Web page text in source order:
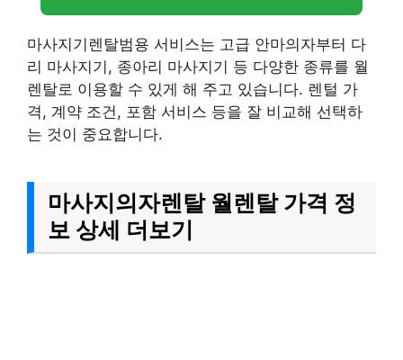
마사지기렌탈범용 서비스는 고급 안마의자부터 다
리 마사지기, 종아리 마사지기 등 다양한 종류를 월
렌탈로 이용할 수 있게 해 주고 있습니다. 렌털 가
격, 계약 조건, 포함 서비스 등을 잘 비교해 선택하
는 것이 중요합니다.
마사지의자렌탈 월렌탈 가격 정
보 상세 더보기